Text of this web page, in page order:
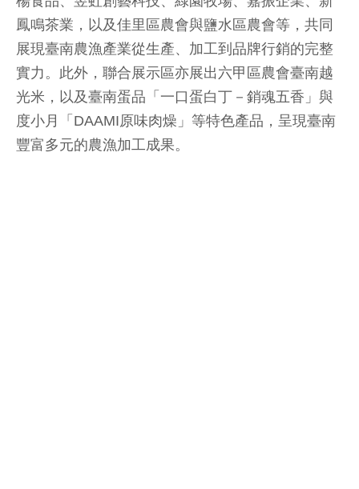
鳳鳴茶業，以及佳里區農會與鹽水區農會等，共同
展現臺南農漁產業從生產、加工到品牌行銷的完整
實力。此外，聯合展示區亦展出六甲區農會臺南越
光米，以及臺南蛋品「一口蛋白丁－銷魂五香」與
度小月「DAAMI原味肉燥」等特色產品，呈現臺南
豐富多元的農漁加工成果。